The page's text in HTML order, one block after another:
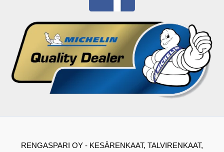
RENGASPARI OY - KESÄRENKAAT, TALVIRENKAAT,